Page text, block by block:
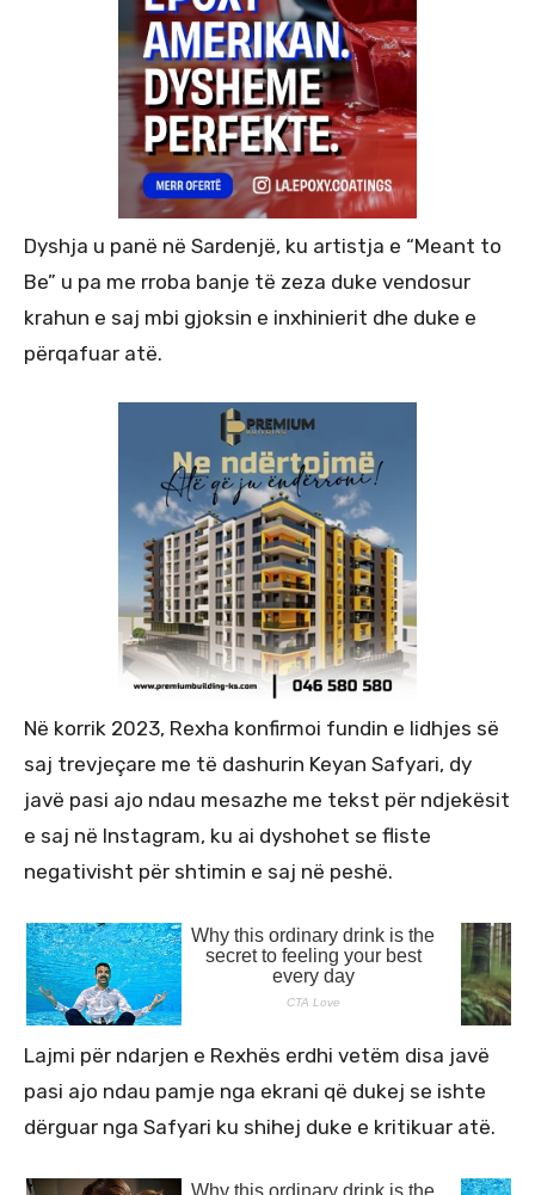
Dyshja u panë në Sardenjë, ku artistja e “Meant to
Be” u pa me rroba banje të zeza duke vendosur
krahun e saj mbi gjoksin e inxhinierit dhe duke e
përqafuar atë.
Në korrik 2023, Rexha konfirmoi fundin e lidhjes së
saj trevjeçare me të dashurin Keyan Safyari, dy
javë pasi ajo ndau mesazhe me tekst për ndjekësit
e saj në Instagram, ku ai dyshohet se fliste
negativisht për shtimin e saj në peshë.
Lajmi për ndarjen e Rexhës erdhi vetëm disa javë
pasi ajo ndau pamje nga ekrani që dukej se ishte
dërguar nga Safyari ku shihej duke e kritikuar atë.